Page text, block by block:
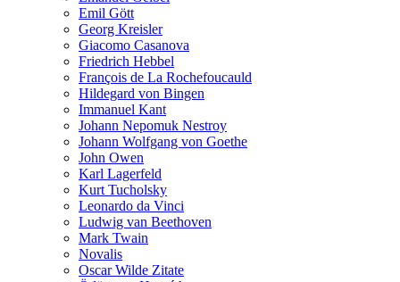
Emil Gött
Georg Kreisler
Giacomo Casanova
Friedrich Hebbel
François de La Rochefoucauld
Hildegard von Bingen
Immanuel Kant
Johann Nepomuk Nestroy
Johann Wolfgang von Goethe
John Owen
Karl Lagerfeld
Kurt Tucholsky
Leonardo da Vinci
Ludwig van Beethoven
Mark Twain
Novalis
Oscar Wilde Zitate